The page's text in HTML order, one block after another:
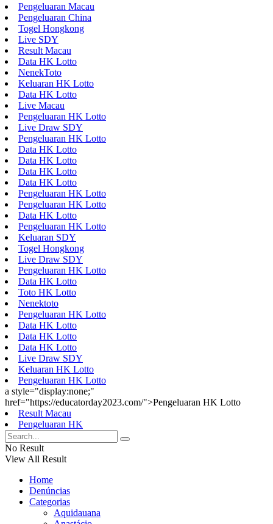
Pengeluaran Macau
Pengeluaran China
Togel Hongkong
Live SDY
Result Macau
Data HK Lotto
NenekToto
Keluaran HK Lotto
Data HK Lotto
Live Macau
Pengeluaran HK Lotto
Live Draw SDY
Pengeluaran HK Lotto
Data HK Lotto
Data HK Lotto
Data HK Lotto
Data HK Lotto
Pengeluaran HK Lotto
Pengeluaran HK Lotto
Data HK Lotto
Pengeluaran HK Lotto
Keluaran SDY
Togel Hongkong
Live Draw SDY
Pengeluaran HK Lotto
Data HK Lotto
Toto HK Lotto
Nenektoto
Pengeluaran HK Lotto
Data HK Lotto
Data HK Lotto
Data HK Lotto
Live Draw SDY
Keluaran HK Lotto
Pengeluaran HK Lotto
a style="display:none;"
href="https://educatorday2023.com/">Pengeluaran HK Lotto
Result Macau
Pengeluaran HK
No Result
View All Result
Home
Denúncias
Categorias
Aquidauana